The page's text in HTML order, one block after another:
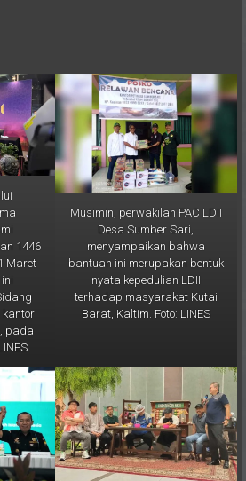
1446
Maret
pada
Musimin, perwakilan PAC LDII
Desa Sumber Sari,
menyampaikan bahwa
bantuan ini merupakan bentuk
nyata kepedulian LDII
terhadap masyarakat Kutai
Barat, Kaltim. Foto: LINES